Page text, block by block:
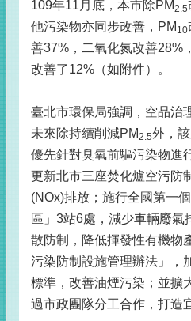
109年11月底，本市除PM2.5
他污染物亦同步改善，PM 10
善37%，二氧化氮改善28%
改善了12%（如附件）。
臺北市環保局強調，空品治
未來除持續削減PM2.5外，
優先針對臭氧前驅污染物進
更新北市三座焚化爐空污防
(NOx)排放；施行全國第一
區」3站6處，減少車輛廢氣
散防制，降低揮發性有機物
污染防制設施管理辦法」，
標準，改善油煙污染；並擴
過市政團隊分工合作，打造